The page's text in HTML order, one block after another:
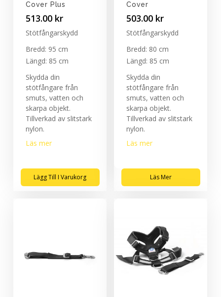
Cover Plus
513.00 kr
Stötfångarskydd
Bredd: 95 cm
Längd: 85 cm
Skydda din
stötfångare från
smuts, vatten och
skarpa objekt.
Tillverkad av slitstark
nylon.
Läs mer
Lägg Till I Varukorg
Cover
503.00 kr
Stötfångarskydd
Bredd: 80 cm
Längd: 85 cm
Skydda din
stötfångare från
smuts, vatten och
skarpa objekt.
Tillverkad av slitstark
nylon.
Läs mer
Läs Mer